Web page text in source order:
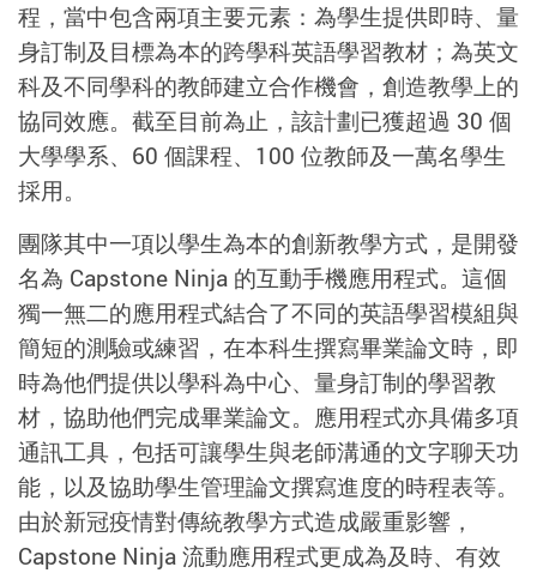
程，當中包含兩項主要元素：為學生提供即時、量
身訂制及目標為本的跨學科英語學習教材；為英文
科及不同學科的教師建立合作機會，創造教學上的
協同效應。截至目前為止，該計劃已獲超過 30 個
大學學系、60 個課程、100 位教師及一萬名學生
採用。
團隊其中一項以學生為本的創新教學方式，是開發
名為 Capstone Ninja 的互動手機應用程式。這個
獨一無二的應用程式結合了不同的英語學習模組與
簡短的測驗或練習，在本科生撰寫畢業論文時，即
時為他們提供以學科為中心、量身訂制的學習教
材，協助他們完成畢業論文。應用程式亦具備多項
通訊工具，包括可讓學生與老師溝通的文字聊天功
能，以及協助學生管理論文撰寫進度的時程表等。
由於新冠疫情對傳統教學方式造成嚴重影響，
Capstone Ninja 流動應用程式更成為及時、有效